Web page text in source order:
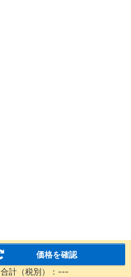
価格を確認
合計（税別）： ---